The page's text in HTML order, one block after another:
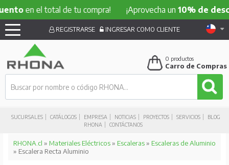
el total de tu compra! ¡Aprovecha un10% de descuento
SUCURSALES CATÁLOGOS EMPRESA NOTICIAS PROYECTOS SERVICIOS
BLOG
RHONA
CONTÁCTANOS
REGISTRARSE INGRESAR COMO CLIENTE
0 productos
Carro de Compras
RHONA.cl » Materiales Eléctricos» Escaleras» Escaleras de Aluminio
» Escalera Recta Aluminio